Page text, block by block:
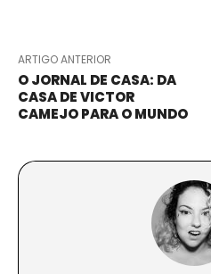
ARTIGO ANTERIOR
O JORNAL DE CASA: DA
CASA DE VICTOR
CAMEJO PARA O MUNDO